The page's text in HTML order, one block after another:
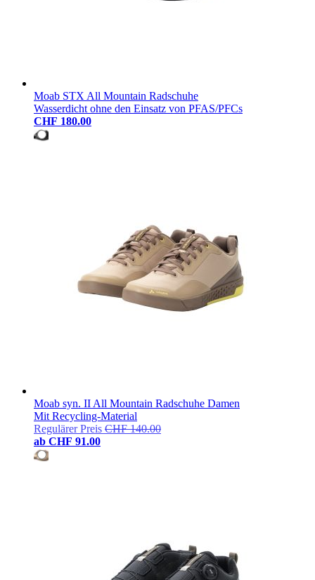
Moab STX All Mountain Radschuhe
Wasserdicht ohne den Einsatz von PFAS/PFCs
CHF 180.00
Moab syn. II All Mountain Radschuhe Damen
Mit Recycling-Material
Regulärer Preis CHF 140.00
ab CHF 91.00